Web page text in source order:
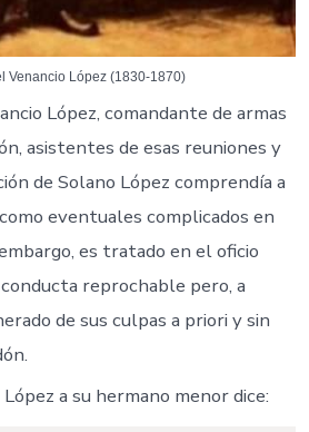
Venancio López (1830-1870)
López, comandante de armas
asistentes de esas reuniones y
de Solano López comprendía a
eventuales complicados en
es tratado en el oficio
reprochable pero, a
de sus culpas a priori y sin
a su hermano menor dice: